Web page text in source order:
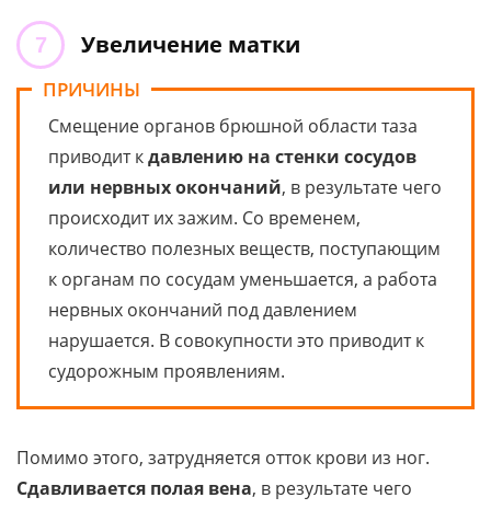
Увеличение матки
ПРИЧИНЫ
Смещение органов брюшной области таза
приводит кдавлению на стенки сосудов
или нервных окончаний, в результате чего
происходит их зажим. Со временем,
количество полезных веществ, поступающим
к органам по сосудам уменьшается, а работа
нервных окончаний под давлением
нарушается. В совокупности это приводит к
судорожным проявлениям.
Помимо этого, затрудняется отток крови из ног.
Сдавливается полая вена, в результате чего